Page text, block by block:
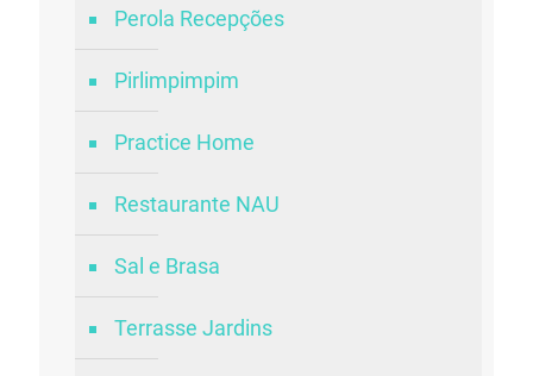
Perola Recepções
Pirlimpimpim
Practice Home
Restaurante NAU
Sal e Brasa
Terrasse Jardins